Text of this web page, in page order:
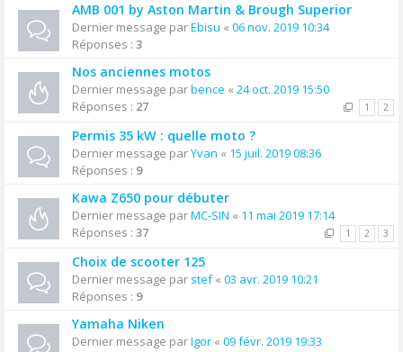
AMB 001 by Aston Martin & Brough Superior
Dernier message parEbisu « 06 nov. 2019 10:34
Réponses : 3
Nos anciennes motos
Dernier message parbence « 24 oct. 2019 15:50
Réponses : 27 1 2
Permis 35 kW : quelle moto ?
Dernier message parYvan « 15 juil. 2019 08:36
Réponses : 9
Kawa Z650 pour débuter
Dernier message parMC-SIN « 11 mai 2019 17:14
Réponses : 37 1 2 3
Choix de scooter 125
Dernier message par stef« 03 avr. 2019 10:21
Réponses : 9
Yamaha Niken
Dernier message parIgor « 09 févr. 2019 19:33